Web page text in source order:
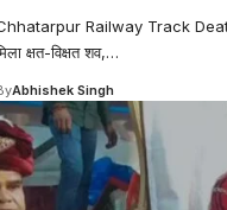
Railway Track
क्षत-विक्षत शव,…
Abhishek Singh